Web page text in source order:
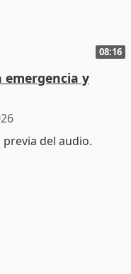
08:16
emergencia y